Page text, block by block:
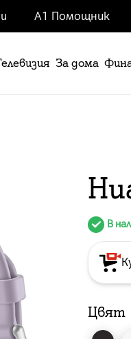
А1 Помощник
За дома
В
Цвят